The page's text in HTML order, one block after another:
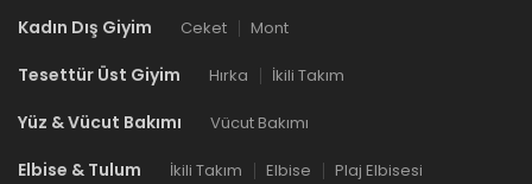
Kadın Dış Giyim Ceket Mont
Tesettür Üst Giyim Hırka İkili Takım
Yüz & Vücut Bakımı Vücut Bakımı
Elbise & Tulum İkili Takım Elbise Plaj Elbisesi